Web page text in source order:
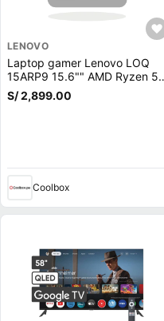
LENOVO
Laptop gamer Lenovo LOQ
15ARP9 15.6"" AMD Ryzen 5-
7235HS, 512GB SSD, 12GB
RAM, GeForce RTX 3050,
S/ 2,899.00
Coolbox